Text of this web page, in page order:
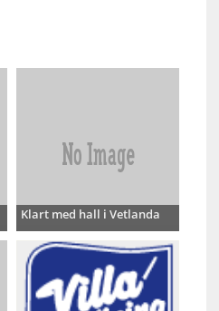
Klart med hall i Vetlanda